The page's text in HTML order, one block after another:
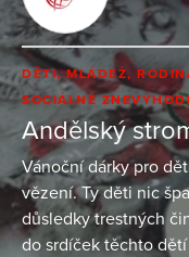
DĚTI, MLÁDEŽ,
SOCIÁLNĚ
Andělský
Vánoční dárky pro
vězení. Ty děti nic
důsledky trestných
do srdíček těchto